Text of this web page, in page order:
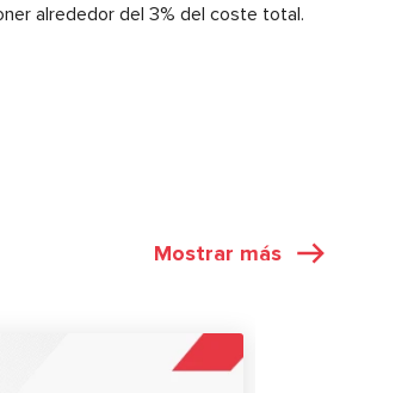
alrededor del 3% del coste total.
Mostrar más